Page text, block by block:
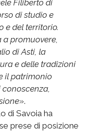
Filiberto di
di studio e
e del territorio.
promuovere,
di Asti, la
e delle tradizioni
il patrimonio
».
di Savoia ha
prese di posizione